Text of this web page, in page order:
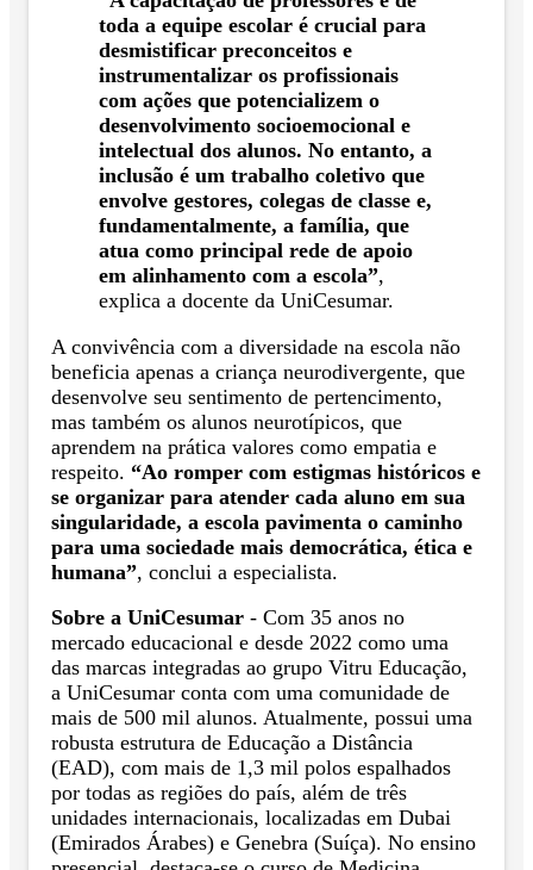
toda a equipe escolar é crucial para
desmistificar preconceitos e
instrumentalizar os profissionais
com ações que potencializem o
desenvolvimento socioemocional e
intelectual dos alunos. No entanto, a
inclusão é um trabalho coletivo que
envolve gestores, colegas de classe e,
fundamentalmente, a família, que
atua como principal rede de apoio
em alinhamento com a escola”,
explica a docente da UniCesumar.
A convivência com a diversidade na escola não
beneficia apenas a criança neurodivergente, que
desenvolve seu sentimento de pertencimento,
mas também os alunos neurotípicos, que
aprendem na prática valores como empatia e
respeito. “Ao romper com estigmas históricos e
se organizar para atender cada aluno em sua
singularidade, a escola pavimenta o caminho
para uma sociedade mais democrática, ética e
humana”, conclui a especialista.
Sobre a UniCesumar - Com 35 anos no
mercado educacional e desde 2022 como uma
das marcas integradas ao grupo Vitru Educação,
a UniCesumar conta com uma comunidade de
mais de 500 mil alunos. Atualmente, possui uma
robusta estrutura de Educação a Distância
(EAD), com mais de 1,3 mil polos espalhados
por todas as regiões do país, além de três
unidades internacionais, localizadas em Dubai
(Emirados Árabes) e Genebra (Suíça). No ensino